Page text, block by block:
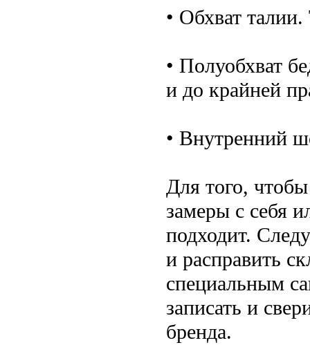
• Обхват
• Полуобхват
и до крайней
• Внутренний
Для того,
замеры с себя
подходит.
и расправить
специальным
записать и
бренда.